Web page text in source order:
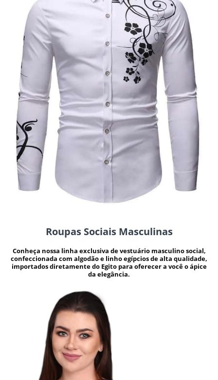
Roupas Sociais Masculinas
Conheça nossa linha exclusiva de vestuário masculino social,
confeccionada com algodão e linho egípcios de alta qualidade,
importados diretamente do Egito para oferecer a você o ápice
da elegância.